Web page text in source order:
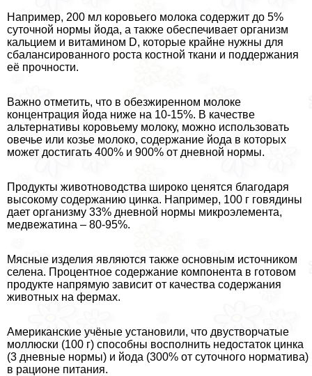
Например, 200 мл коровьего молока содержит до 5%
суточной нормы йода, а также обеспечивает организм
кальцием и витамином D, которые крайне нужны для
сбалансированного роста костной ткани и поддержания
её прочности.
Важно отметить, что в обезжиренном молоке
концентрация йода ниже на 10-15%. В качестве
альтернативы коровьему молоку, можно использовать
овечье или козье молоко, содержание йода в которых
может достигать 400% и 900% от дневной нормы.
Продукты животноводства широко ценятся благодаря
высокому содержанию цинка. Например, 100 г говядины
дает организму 33% дневной нормы микроэлемента,
медвежатина – 80-95%.
Мясные изделия являются также основным источником
селена. Процентное содержание компонента в готовом
продукте напрямую зависит от качества содержания
животных на фермах.
Американские учёные установили, что двустворчатые
моллюски (100 г) способны восполнить недостаток цинка
(3 дневные нормы) и йода (300% от суточного норматива)
в рационе питания.